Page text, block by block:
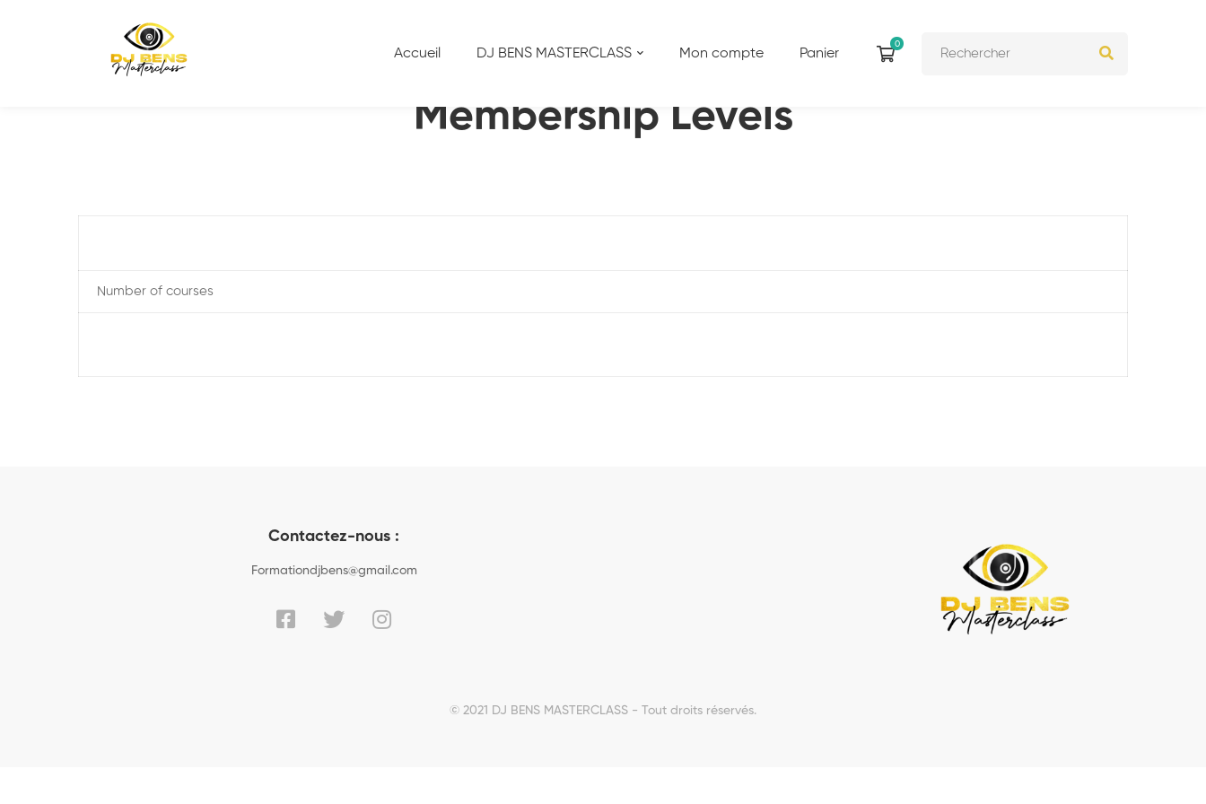
Accueil DJ BENS MASTERCLASS Mon compte Panier
Membership Levels
Membership Account
Number of courses
Contactez-nous :
Formationdjbens@gmail.com
© 2021 DJ BENS MASTERCLASS - Tout droits réservés.